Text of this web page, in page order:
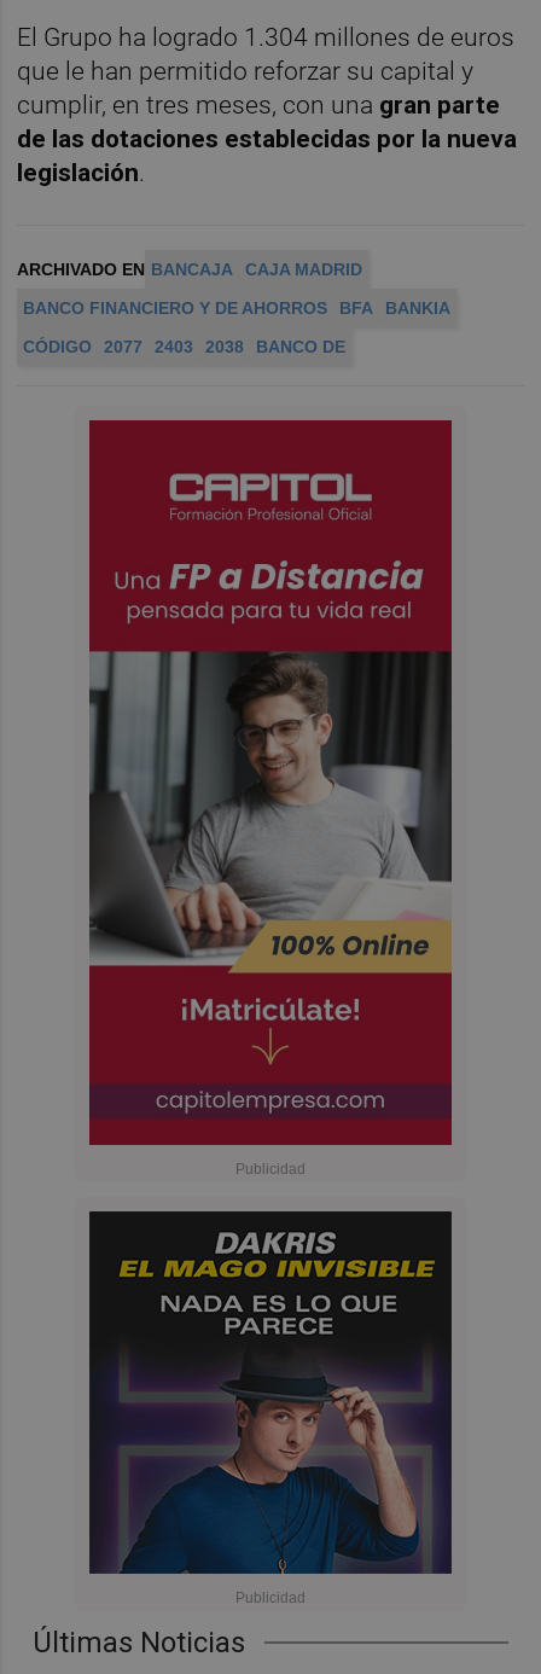
Últimas Noticias
El Grupo ha logrado 1.304 millones de euros
que le han permitido reforzar su capital y
cumplir, en tres meses, con una gran parte
de las dotaciones establecidas por la nueva
legislación.
ARCHIVADO EN BANCAJA
CAJA MADRID
BANCO FINANCIERO Y DE AHORROS
BFA
BANKIA
CÓDIGO
2077 2403 2038 BANCO DE